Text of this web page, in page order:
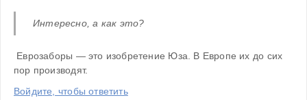
Интересно, а как это?
пор производят.
Войдите, чтобы ответить